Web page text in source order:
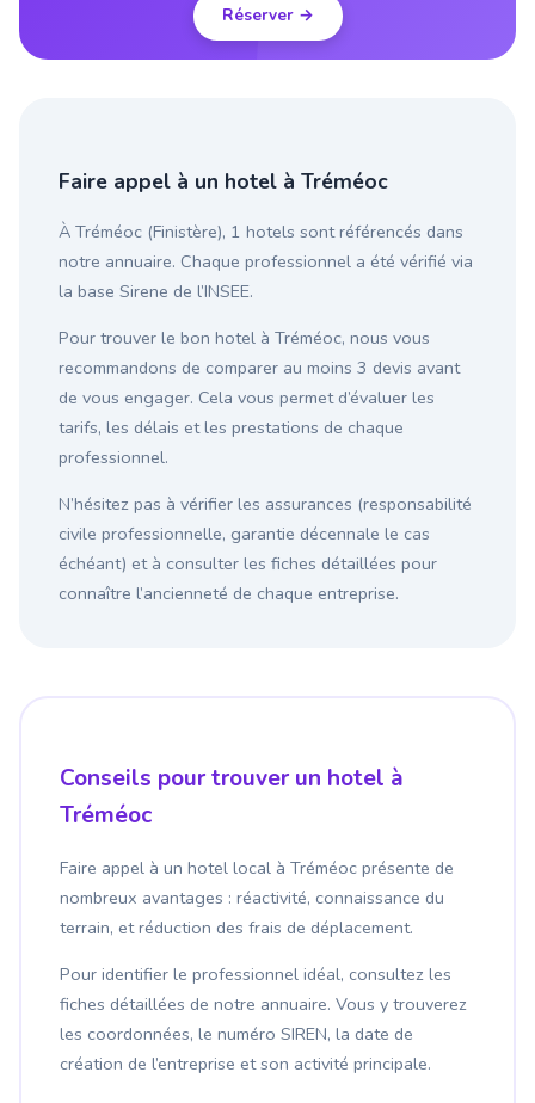
Réserver →
Faire appel à un hotel à Tréméoc
À Tréméoc (Finistère), 1 hotels sont référencés dans
notre annuaire. Chaque professionnel a été vérifié via
la base Sirene de l’INSEE.
Pour trouver le bon hotel à Tréméoc, nous vous
recommandons de comparer au moins 3 devis avant
de vous engager. Cela vous permet d’évaluer les
tarifs, les délais et les prestations de chaque
professionnel.
N’hésitez pas à vérifier les assurances (responsabilité
civile professionnelle, garantie décennale le cas
échéant) et à consulter les fiches détaillées pour
connaître l’ancienneté de chaque entreprise.
Conseils pour trouver un hotel à
Tréméoc
Faire appel à un hotel local à Tréméoc présente de
nombreux avantages : réactivité, connaissance du
terrain, et réduction des frais de déplacement.
Pour identifier le professionnel idéal, consultez les
fiches détaillées de notre annuaire. Vous y trouverez
les coordonnées, le numéro SIREN, la date de
création de l’entreprise et son activité principale.